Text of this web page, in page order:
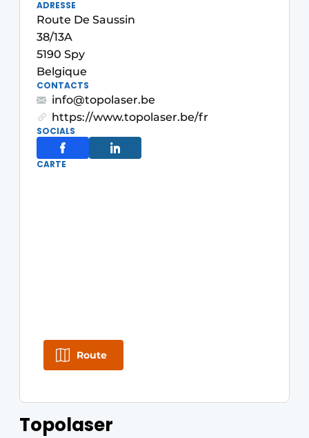
S’inscrire à l’événement
S’inscrire
Termes et conditions
Video’s
Topolaser
ADRESSE
Route De Saussin
38/13A
5190 Spy
Belgique
CONTACTS
info@topolaser.be
https://www.topolaser.be/fr
SOCIALS
CARTE
Route